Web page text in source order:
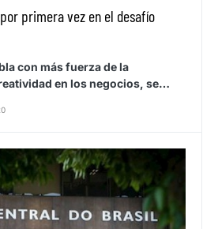
primera vez en el desafío
con más fuerza de la
en los negocios, se…